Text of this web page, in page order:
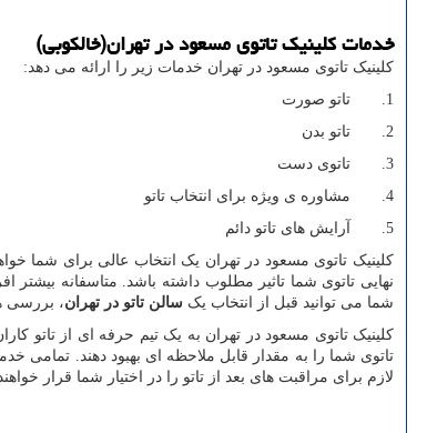
خدمات کلینیک تاتوی مسعود در تهران(خالکوبی)
کلینیک تاتوی مسعود در تهران خدمات زیر را ارائه می دهد:
1. تاتو صورت
2. تاتو بدن
3. تاتوی دست
4. مشاوره ی ویژه برای انتخاب تاتو
5. آرایش های تاتو دائم
کلینیک تاتوی مسعود در تهران یک انتخاب عالی برای شما
نهایی تاتوی شما تاثیر مطلوب داشته باشد. متاسفانه
شما می توانید قبل از انتخاب یک سالن تاتو در تهران، بررسی
کلینیک تاتوی مسعود در تهران به یک تیم حرفه ای از تاتو
تاتوی شما را به مقدار قابل ملاحظه ای بهبود دهند. تمامی
لازم برای مراقبت های بعد از تاتو را در اختیار شما قرار